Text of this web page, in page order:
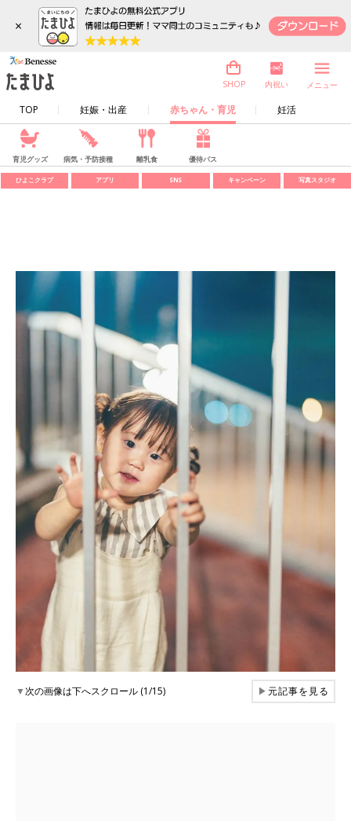
×
TOP 妊娠・出産 赤ちゃん・育児 妊活
SHOP 内祝い メニュー
育児グッズ 病気・予防接種 離乳食 優待パス
ひよこクラブ アプリ SNS キャンペーン 写真スタジオ
▼次の画像は下へスクロール (1/15) ▶元記事を見る